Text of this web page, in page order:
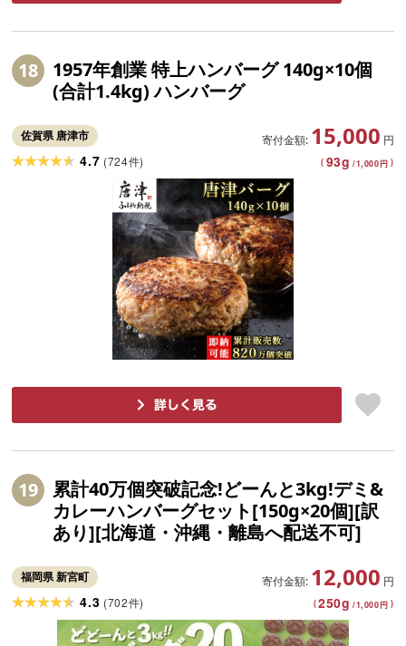
18
1957年創業 特上ハンバーグ 140g×10個
(合計1.4kg) ハンバーグ
佐賀県 唐津市 寄付金額: 15,000 円
( 93g /1,000円 )
4.7 (724件)
19
累計40万個突破記念!どーんと3kg!デミ&
カレーハンバーグセット[150g×20個][訳
あり][北海道・沖縄・離島へ配送不可]
福岡県 新宮町 寄付金額: 12,000 円
(250g /1,000円 )
4.3 (702件)